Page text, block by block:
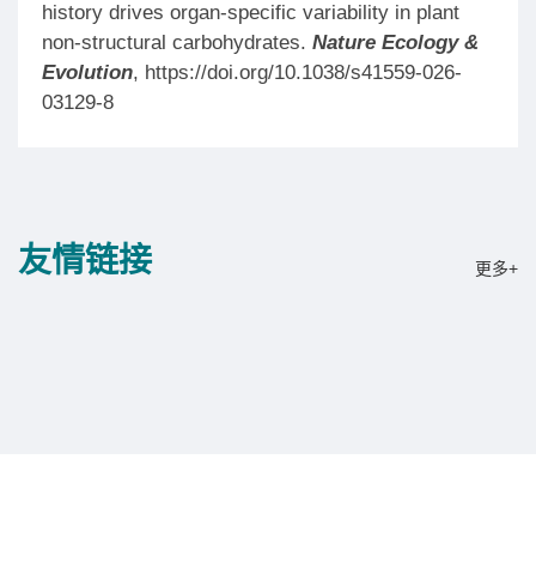
history drives organ-specific variability in plant
non-structural carbohydrates. Nature Ecology &
Evolution, https://doi.org/10.1038/s41559-026-
03129-8
友情链接 更多+